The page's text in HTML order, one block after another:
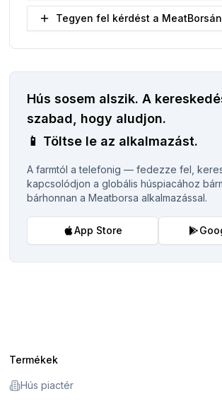
Tegyen fel kérdést a
Hús sosem alszik. A
szabad, hogy aludjon.
📱 Töltse le az alkalmazást.
A farmtól a telefonig — fedezze fel,
kapcsolódjon a globális húspiacához
bárhonnan a Meatborsa alkalmazással.
App Store
Termékek
Hús piactér